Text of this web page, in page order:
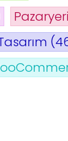
Pazaryeri